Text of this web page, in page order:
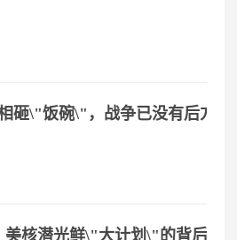
砸\"饭碗\"，战争已没有后方
美核潜光鲜\"大计划\"的背后